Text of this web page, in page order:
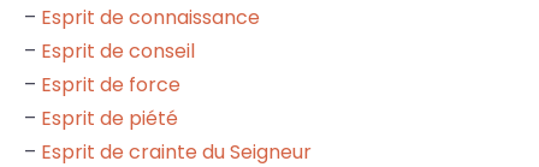
– Esprit de connaissance
– Esprit de conseil
– Esprit de force
– Esprit de piété
– Esprit de crainte du Seigneur